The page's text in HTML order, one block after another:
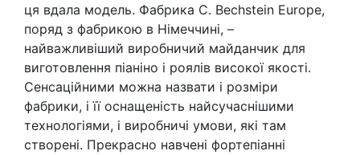
ця вдала модель. Фабрика C. Bechstein Europe,
поряд з фабрикою в Німеччині, –
найважливіший виробничий майданчик для
виготовлення піаніно і роялів високої якості.
Сенсаційними можна назвати і розміри
фабрики, і її оснащеність найсучаснішими
технологіями, і виробничі умови, які там
створені. Прекрасно навчені фортепіанні